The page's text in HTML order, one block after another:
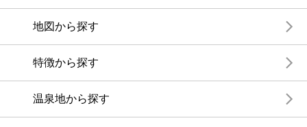
地図から探す
特徴から探す
温泉地から探す